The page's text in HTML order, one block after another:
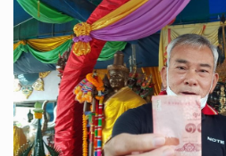
หวยหุ้นไทย เย็น
หวยหุ้นเกาหลี
หวยหุ้นนิเคอิ เช้า